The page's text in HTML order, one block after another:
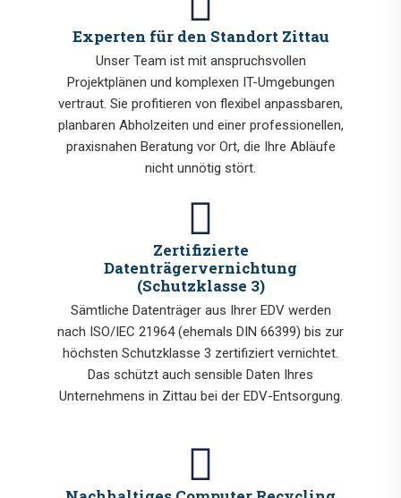
Experten für den Standort Zittau
Unser Team ist mit anspruchsvollen
Projektplänen und komplexen IT-Umgebungen
vertraut. Sie profitieren von flexibel anpassbaren,
planbaren Abholzeiten und einer professionellen,
praxisnahen Beratung vor Ort, die Ihre Abläufe
nicht unnötig stört.
Zertifizierte
Datenträgervernichtung
(Schutzklasse 3)
Sämtliche Datenträger aus Ihrer EDV werden
nach ISO/IEC 21964 (ehemals DIN 66399) bis zur
höchsten Schutzklasse 3 zertifiziert vernichtet.
Das schützt auch sensible Daten Ihres
Unternehmens in Zittau bei der EDV-Entsorgung.